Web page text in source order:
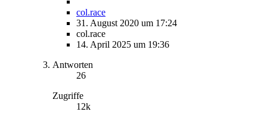
col.race
31. August 2020 um 17:24
col.race
14. April 2025 um 19:36
Antworten
26
Zugriffe
12k